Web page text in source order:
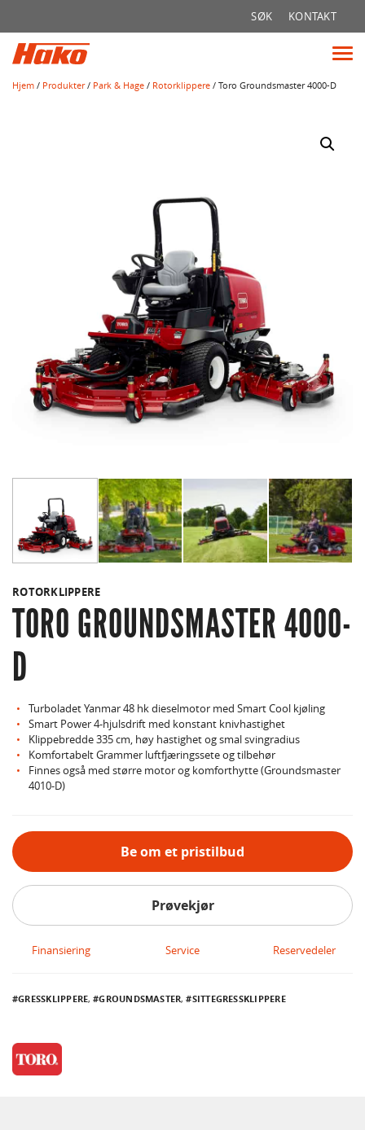
SØK KONTAKT
Hjem / Produkter/ Park & Hage / Rotorklippere / Toro Groundsmaster 4000-D
ROTORKLIPPERE
TORO GROUNDSMASTER 4000-
D
Turboladet Yanmar 48 hk dieselmotor med Smart Cool kjøling
Smart Power 4-hjulsdrift med konstant knivhastighet
Klippebredde 335 cm, høy hastighet og smal svingradius
Komfortabelt Grammer luftfjæringssete og tilbehør
Finnes også med større motor og komforthytte (Groundsmaster
4010-D)
Be om et pristilbud
Prøvekjør
Finansiering Service Reservedeler
GRESSKLIPPERE, GROUNDSMASTER, SITTEGRESSKLIPPERE